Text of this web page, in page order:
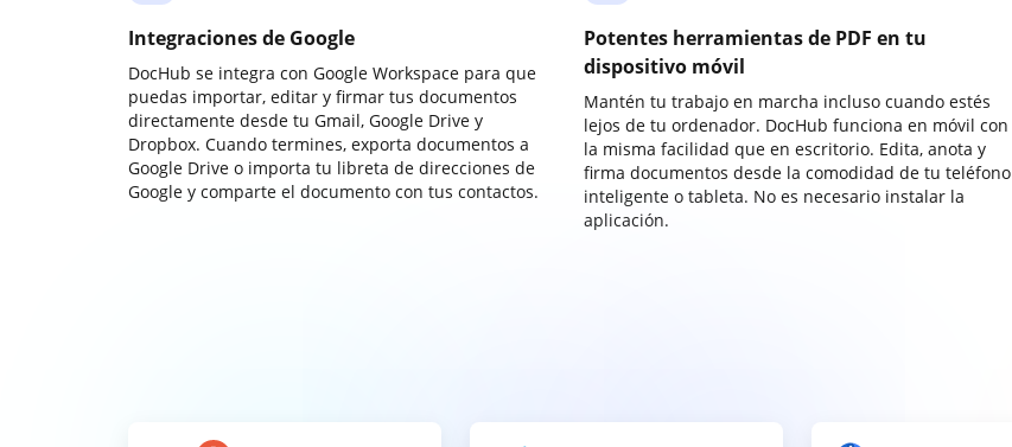
Integraciones de Google
DocHub se integra con Google Workspace para que
puedas importar, editar y firmar tus documentos
directamente desde tu Gmail, Google Drive y
Dropbox. Cuando termines, exporta documentos a
Google Drive o importa tu libreta de direcciones de
Google y comparte el documento con tus contactos.
Potentes herramientas de PDF en tu
dispositivo móvil
Mantén tu trabajo en marcha incluso cuando estés
lejos de tu ordenador. DocHub funciona en móvil con
la misma facilidad que en escritorio. Edita, anota y
firma documentos desde la comodidad de tu teléfono
inteligente o tableta. No es necesario instalar la
aplicación.